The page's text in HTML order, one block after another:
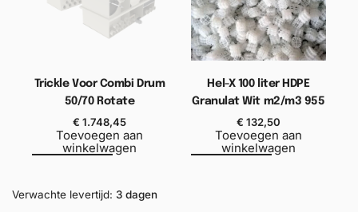
Trickle Voor Combi Drum
50/70 Rotate
€ 1.748,45
Toevoegen aan
winkelwagen
Hel-X 100 liter HDPE
Granulat Wit m2/m3 955
€ 132,50
Toevoegen aan
winkelwagen
Verwachte levertijd: 3 dagen